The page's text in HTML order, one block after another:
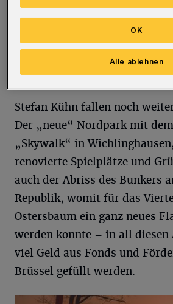
EU-Geld stecken bisher in
Heckinghauser
Zukunftsweg zu bringen.
Stefan Kühn fallen noch
Der „neue“ Nordpark mit
„Skywalk“ in
renovierte Spielplätze und
auch der Abriss des Bunkers
Republik, womit für das
Ostersbaum ein ganz neues
werden konnte – in all diesen
viel Geld aus Fonds und
Brüssel gefüllt werden.
Alle ablehnen
OK